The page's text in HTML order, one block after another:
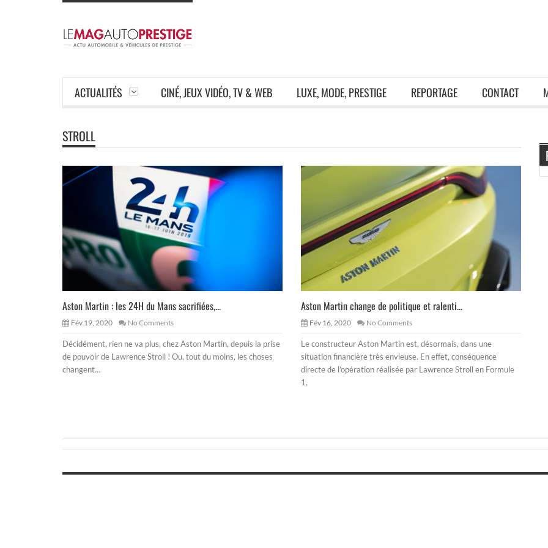
ACTUALITÉS CINÉ, JEUX VIDÉO, TV & WEB LUXE, MODE, PRESTIGE REPORTAGE CONTACT
STROLL
Aston Martin : les 24H du Mans sacrifiées,...
Fév 19, 2020 No Comments
Décidément, rien ne va plus, chez Aston Martin, depuis la prise
de pouvoir de Lawrence Stroll ! Ou, tout du moins, les choses
changent…
Aston Martin change de politique et ralenti...
Fév 16, 2020 No Comments
Le constructeur Aston Martin est, désormais, dans une
situation financière très envieuse. En effet, conséquence
directe de l’opération réalisée par Lawrence Stroll en Formule
1,